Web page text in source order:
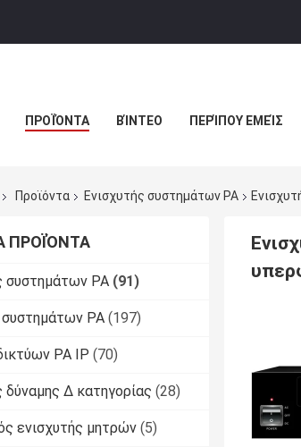
ΠΡΟΪΌΝΤΑ ΒΊΝΤΕΟ ΠΕΡΊΠΟΥ ΕΜΕΊΣ
Προϊόντα Ενισχυτής συστημάτων PA
ΠΡΟΪΌΝΤΑ
συστημάτων PA (91)
PA (197)
PA IP (70)
δύναμης Δ κατηγορίας (28)
ενισχυτής μητρών (5)